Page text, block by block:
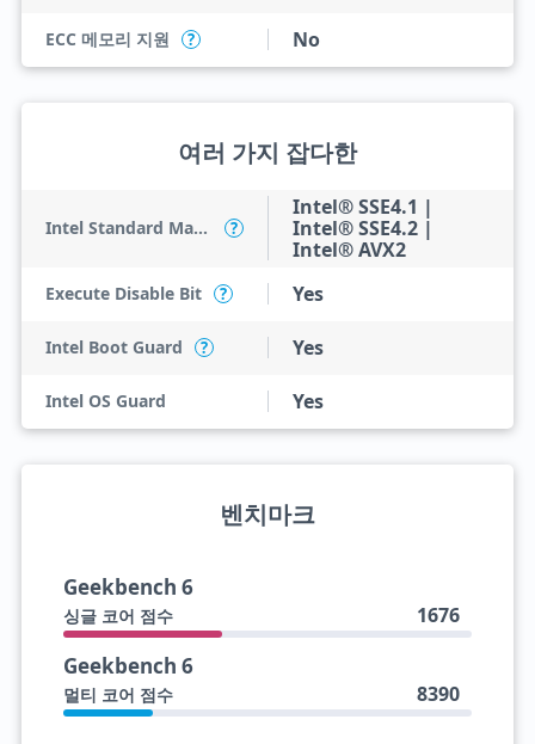
ECC 메모리 지원 ? No
여러 가지 잡다한
Intel Standard Manageability (ISM) ?
Intel® SSE4.1 |
Intel® SSE4.2 |
Intel® AVX2
Execute Disable Bit ? Yes
Intel Boot Guard ? Yes
Intel OS Guard Yes
벤치마크
Geekbench 6
싱글 코어 점수 1676
Geekbench 6
멀티 코어 점수 8390